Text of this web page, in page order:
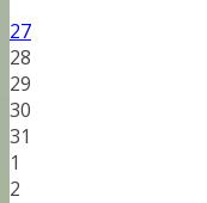
27
28
29
30
31
1
2